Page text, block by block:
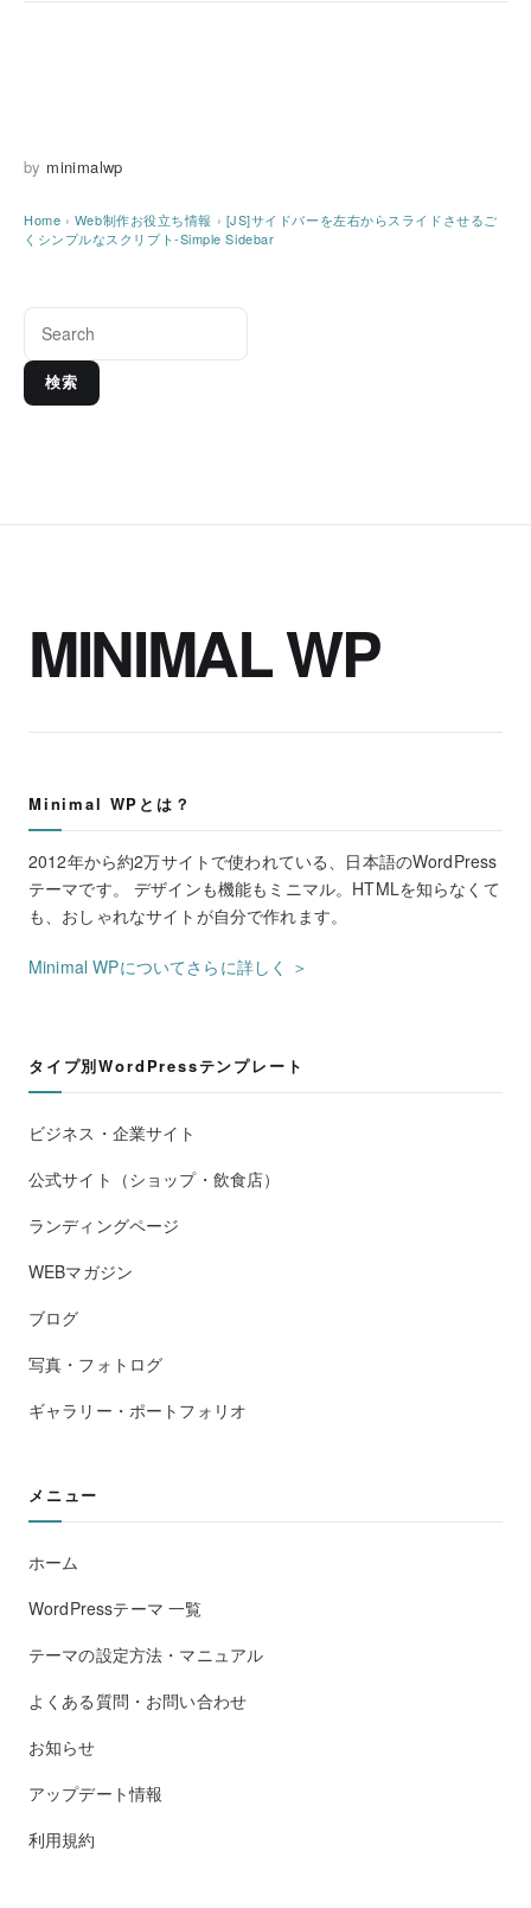
by minimalwp
Home › Web制作お役立ち情報 › [JS]サイドバーを左右からスライドさせるご
くシンプルなスクリプト-Simple Sidebar
検索
MINIMAL WP
Minimal WPとは？
2012年から約2万サイトで使われている、日本語のWordPress
テーマです。 デザインも機能もミニマル。HTMLを知らなくて
も、おしゃれなサイトが自分で作れます。
Minimal WPについてさらに詳しく ＞
タイプ別WordPressテンプレート
ビジネス・企業サイト
公式サイト（ショップ・飲食店）
ランディングページ
WEBマガジン
ブログ
写真・フォトログ
ギャラリー・ポートフォリオ
メニュー
ホーム
WordPressテーマ 一覧
テーマの設定方法・マニュアル
よくある質問・お問い合わせ
お知らせ
アップデート情報
利用規約